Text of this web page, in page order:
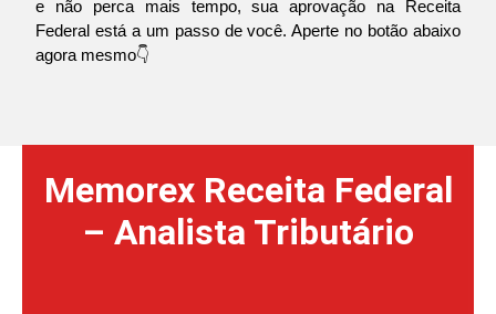
e não perca mais tempo, sua aprovação na Receita
Federal está a um passo de você. Aperte no botão abaixo
agora mesmo👇
Memorex Receita Federal
– Analista Tributário